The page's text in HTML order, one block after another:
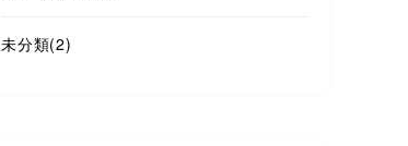
未分類(2)